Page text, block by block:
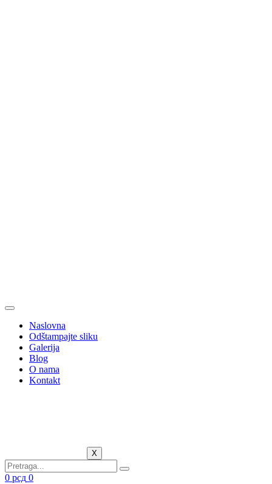
Naslovna
Odštampajte sliku
Galerija
Blog
O nama
Kontakt
X
0 рсд 0